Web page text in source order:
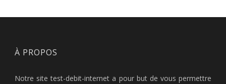
À PROPOS
Notre site test-debit-internet a pour but de vous permettre